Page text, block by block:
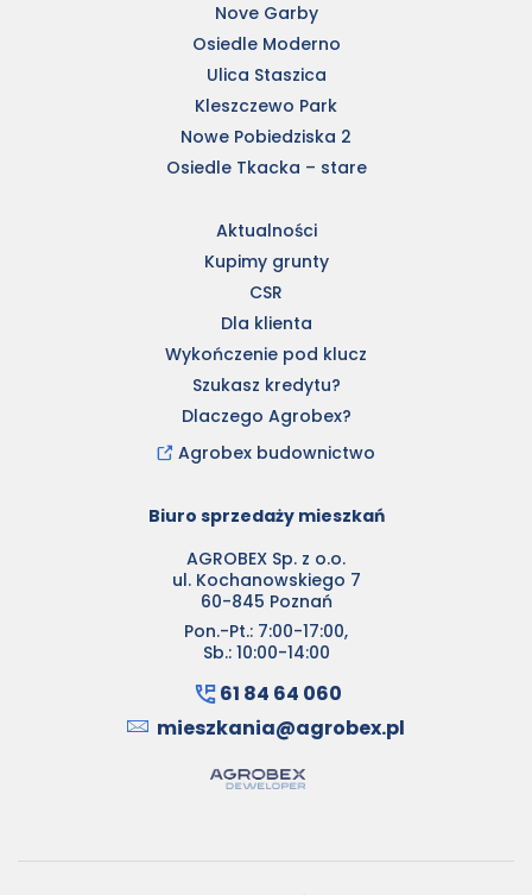
Nove Garby
Osiedle Moderno
Ulica Staszica
Kleszczewo Park
Nowe Pobiedziska 2
Osiedle Tkacka – stare
Aktualności
Kupimy grunty
CSR
Dla klienta
Wykończenie pod klucz
Szukasz kredytu?
Dlaczego Agrobex?
Agrobex budownictwo
Biuro sprzedaży mieszkań
AGROBEX Sp. z o.o.
ul. Kochanowskiego 7
60-845 Poznań
Pon.-Pt.: 7:00-17:00,
Sb.: 10:00-14:00
61 84 64 060
mieszkania@agrobex.pl